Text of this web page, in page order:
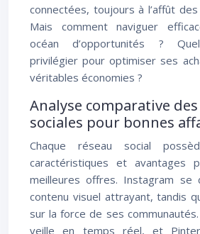
connectées, toujours à l’affût
Mais comment naviguer
océan d’opportunités ?
privilégier pour optimiser ses
véritables économies ?
Analyse comparative
sociales pour bonnes
Chaque réseau social
caractéristiques et avantages
meilleures offres. Instagram se
contenu visuel attrayant, tandis
sur la force de ses
veille en temps réel, et